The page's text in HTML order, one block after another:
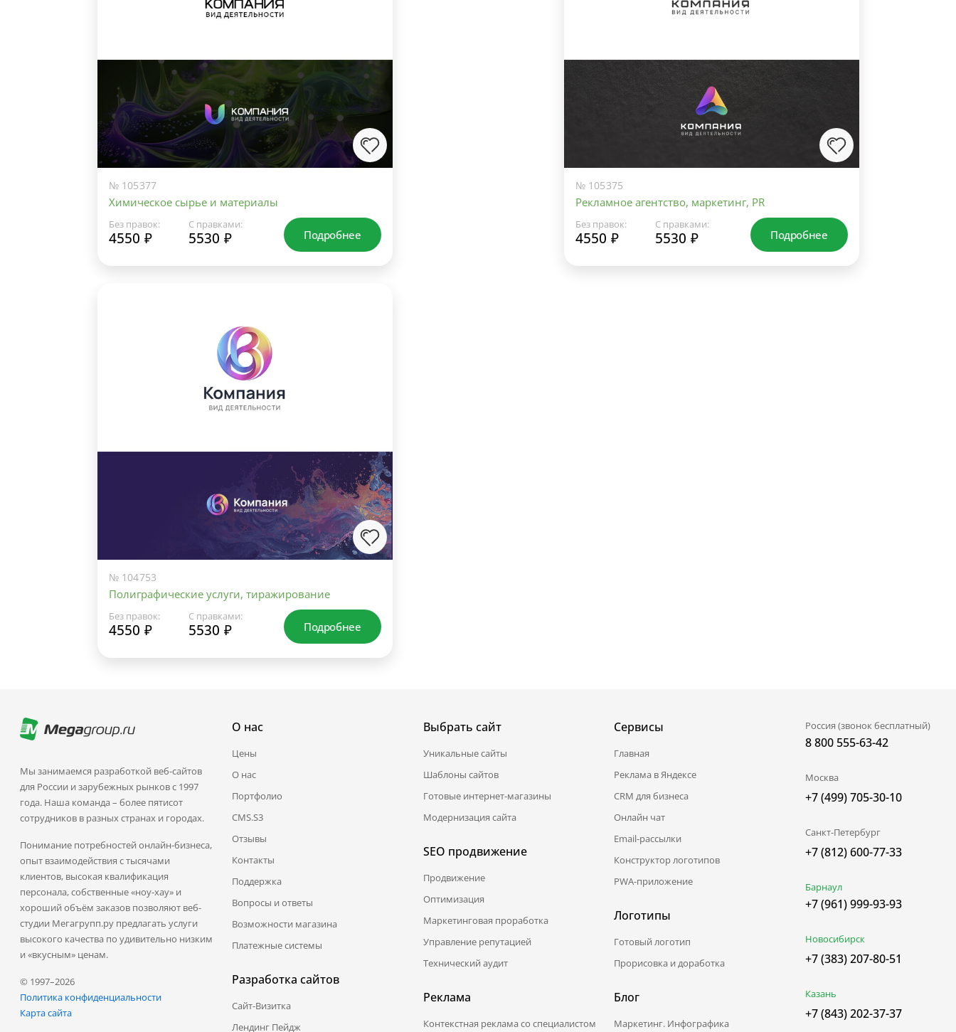
№ 105377
Химическое сырье и материалы
Без правок:
4550 ₽
С правками:
5530 ₽ Подробнее
№ 105375
Рекламное агентство, маркетинг, PR
Без правок:
4550 ₽
С правками:
5530 ₽ Подробнее
№ 104753
Полиграфические услуги, тиражирование
Без правок:
4550 ₽
С правками:
5530 ₽ Подробнее
Мы занимаемся разработкой веб-сайтов
для России и зарубежных рынков с 1997
года. Наша команда – более пятисот
сотрудников в разных странах и городах.
Понимание потребностей онлайн-бизнеса,
опыт взаимодействия с тысячами
клиентов, высокая квалификация
персонала, собственные «ноу-хау» и
хороший объём заказов позволяют веб-
студии Мегагрупп.ру предлагать услуги
высокого качества по удивительно низким
и «вкусным» ценам.
© 1997–2026
Политика конфиденциальности
Карта сайта
О нас
Цены
О нас
Портфолио
CMS.S3
Отзывы
Контакты
Поддержка
Вопросы и ответы
Возможности магазина
Платежные системы
Разработка сайтов
Сайт-Визитка
Лендинг Пейдж
Выбрать сайт
Уникальные сайты
Шаблоны сайтов
Готовые интернет-магазины
Модернизация сайта
SEO продвижение
Продвижение
Оптимизация
Маркетинговая проработка
Управление репутацией
Технический аудит
Реклама
Контекстная реклама со специалистом
Сервисы
Главная
Реклама в Яндексе
CRM для бизнеса
Онлайн чат
Email-рассылки
Конструктор логотипов
PWA-приложение
Логотипы
Готовый логотип
Прорисовка и доработка
Блог
Маркетинг. Инфографика
Россия (звонок бесплатный)
8 800 555-63-42
Москва
+7 (499) 705-30-10
Санкт-Петербург
+7 (812) 600-77-33
Барнаул
+7 (961) 999-93-93
Новосибирск
+7 (383) 207-80-51
Казань
+7 (843) 202-37-37